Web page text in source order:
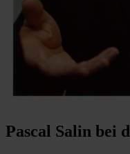
Pascal Salin bei